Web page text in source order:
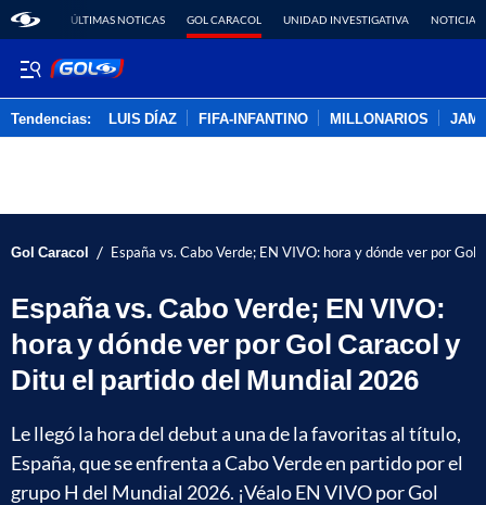
ÚLTIMAS NOTICAS GOL CARACOL UNIDAD INVESTIGATIVA NOTICIAS
Tendencias: LUIS DÍAZ FIFA-INFANTINO MILLONARIOS
Gol Caracol / España vs. Cabo Verde; EN VIVO: hora y dónde ver por
España vs. Cabo Verde; EN VIVO:
hora y dónde ver por Gol Caracol y
Ditu el partido del Mundial 2026
Le llegó la hora del debut a una de la favoritas al título,
España, que se enfrenta a Cabo Verde en partido por el
grupo H del Mundial 2026. ¡Véalo EN VIVO por Gol